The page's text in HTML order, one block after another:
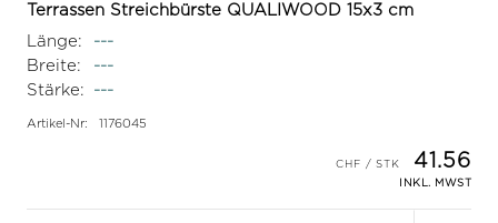
Terrassen Streichbürste QUALIWOOD 15x3 cm
Länge:
---
Breite:
---
Stärke:
---
Artikel-Nr: 1176045
41.56
INKL. MWST